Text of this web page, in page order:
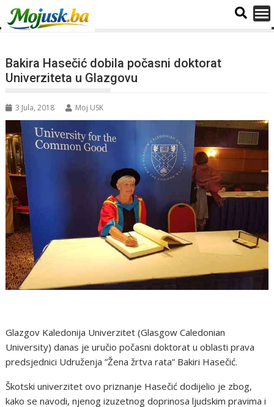
Bakira Hasečić dobila počasni doktorat
Univerziteta u Glazgovu
3 Jula, 2018 Moj USK
Glazgov Kaledonija Univerzitet (Glasgow Caledonian
University) danas je uručio počasni doktorat u oblasti prava
predsjednici Udruženja ”Žena žrtva rata” Bakiri Hasečić.
Škotski univerzitet ovo priznanje Hasečić dodijelio je zbog,
kako se navodi, njenog izuzetnog doprinosa ljudskim pravima i